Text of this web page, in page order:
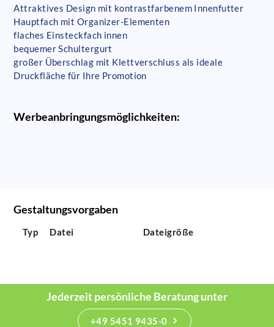
Attraktives Design mit kontrastfarbenem Innenfutter
Hauptfach mit Organizer-Elementen
flaches Einsteckfach innen
bequemer Schultergurt
großer Überschlag mit Klettverschluss als ideale
Druckfläche für Ihre Promotion
Werbeanbringungsmöglichkeiten:
Gestaltungsvorgaben
Typ Datei Dateigröße
Jederzeit persönliche Beratung unter
+49 5451 9435-0